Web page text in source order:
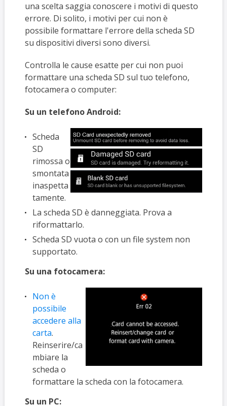
una scelta saggia conoscere i motivi di questo
errore. Di solito, i motivi per cui non è
possibile formattare l'errore della scheda SD
su dispositivi diversi sono diversi.
Controlla le cause esatte per cui non puoi
formattare una scheda SD sul tuo telefono,
fotocamera o computer:
Su un telefono Android:
Scheda
SD
rimossa o
smontata
inaspetta
tamente.
La scheda SD è danneggiata. Prova a
riformattarlo.
Scheda SD vuota o con un file system non
supportato.
Su una fotocamera:
Non è
possibile
accedere alla
carta.
Reinserire/ca
mbiare la
scheda o
formattare la scheda con la fotocamera.
Su un PC: